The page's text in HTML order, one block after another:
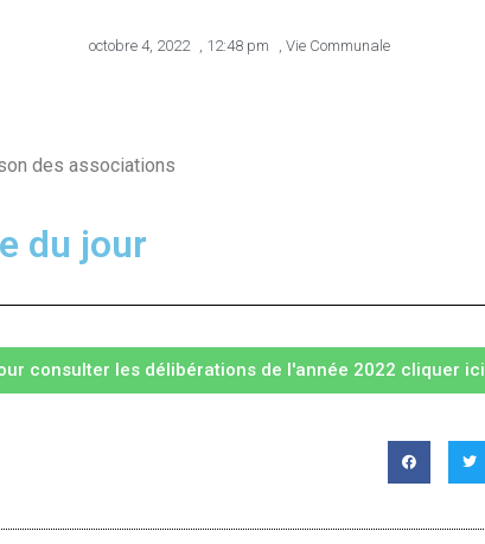
octobre 4, 2022 , 12:48 pm , Vie Communale
des associations
du jour
consulter les délibérations de l'année 2022 cliquer ici